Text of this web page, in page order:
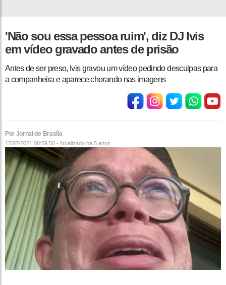
'Não sou essa pessoa ruim', diz DJ Ivis
em vídeo gravado antes de prisão
Antes de ser preso, Ivis gravou um vídeo pedindo desculpas para
a companheira e aparece chorando nas imagens
Por Jornal de Brasíla
17/07/2021 08:59:58 - Atualizado há 5 anos